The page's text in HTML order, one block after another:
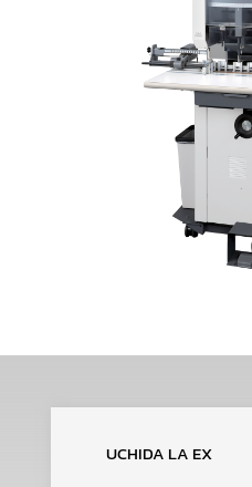
UCHIDA LA EX